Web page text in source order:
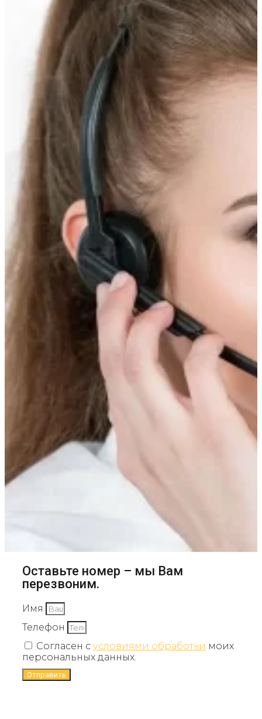
Оставьте номер – мы Вам
перезвоним.
Имя
Телефон
Согласен с условиями обработки моих
персональных данных.
Отправить